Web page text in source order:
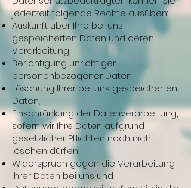
jederzeit folgende Rechte ausüben:
Auskunft über Ihre bei uns
gespeicherten Daten und deren
Verarbeitung,
Berichtigung unrichtiger
personenbezogener Daten,
Löschung Ihrer bei uns gespeicherten
Daten,
Einschränkung der Datenverarbeitung,
sofern wir Ihre Daten aufgrund
gesetzlicher Pflichten noch nicht
löschen dürfen,
Widerspruch gegen die Verarbeitung
Ihrer Daten bei uns und